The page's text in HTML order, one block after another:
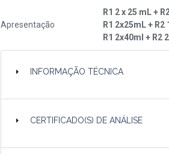
Apresentação
R1 2 x 25 mL +
R1 2x25mL + R2
R1 2x40ml +
INFORMAÇÃO TÉCNICA
CERTIFICADO(S) DE ANÁLISE